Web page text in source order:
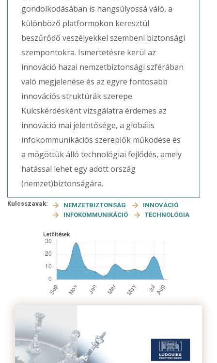
gondolkodásában is hangsúlyossá váló, a
különböző platformokon keresztül
beszűrődő veszélyekkel szembeni biztonsági
szempontokra. Ismertetésre kerül az
innováció hazai nemzetbiztonsági szférában
való megjelenése és az egyre fontosabb
innovációs struktúrák szerepe.
Kulcskérdésként vizsgálatra érdemes az
innováció mai jelentősége, a globális
infokommunikációs szereplők működése és
a mögöttük álló technológiai fejlődés, amely
hatással lehet egy adott ország
(nemzet)biztonságára.
Kulcsszavak: NEMZETBIZTONSÁG
INNOVÁCIÓ
INFOKOMMUNIKÁCIÓ
TECHNOLÓGIA
Letöltések